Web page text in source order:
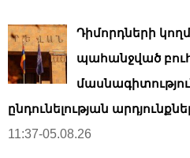
Դիմորդների
պահանջված
ընդունելության
11:37-05.08.26